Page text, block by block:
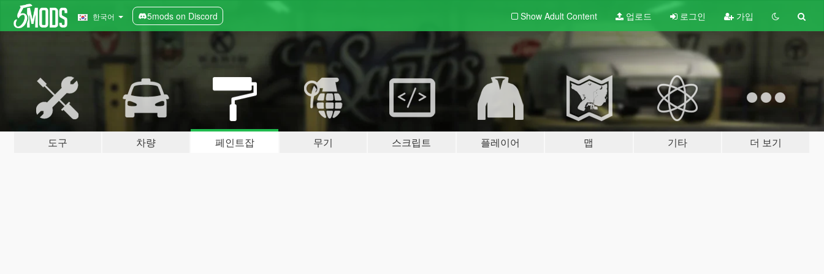
한국어 5mods on Discord Show Adult Content 업로드 로그인 가입
도구 차량 페인트잡 무기 스크립트 플레이어 맵 기타 더 보기